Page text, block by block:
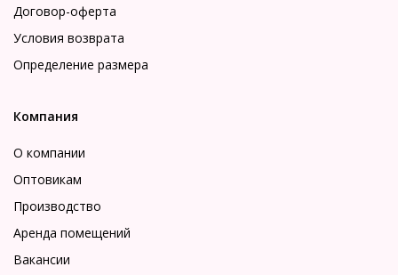
Договор-оферта
Условия возврата
Определение размера
Компания
О компании
Оптовикам
Производство
Аренда помещений
Вакансии